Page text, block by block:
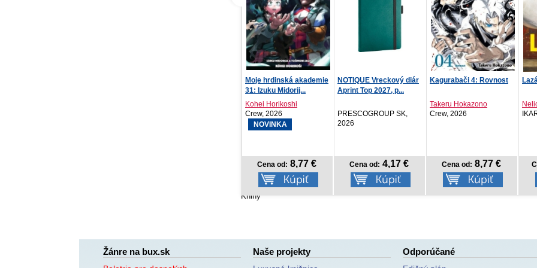
NOTIQUE Vreckový diár
Aprint Top 2027, p...
PRESCOGROUP SK,
2026
Cena od: 4,17 €
Kagurabači 4: Rovnost
Crew, 2026
Cena od: 8,77 €
Lazár
Nelio Biedermann
IKAR, 2026
Cena od:13,42 €
Knihy
Žánre na bux.sk Naše projekty Odporúčané